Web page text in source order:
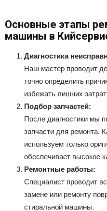
Основные этапы
машины в
Диагностика
Наш мастер проводит
точно определить
избежать лишних
Подбор запчастей:
После диагностики мы
запчасти для ремонта.
используем только
обеспечивает высокое
Ремонтные работы:
Специалист проводит
замене или ремонту
стиральной машины.